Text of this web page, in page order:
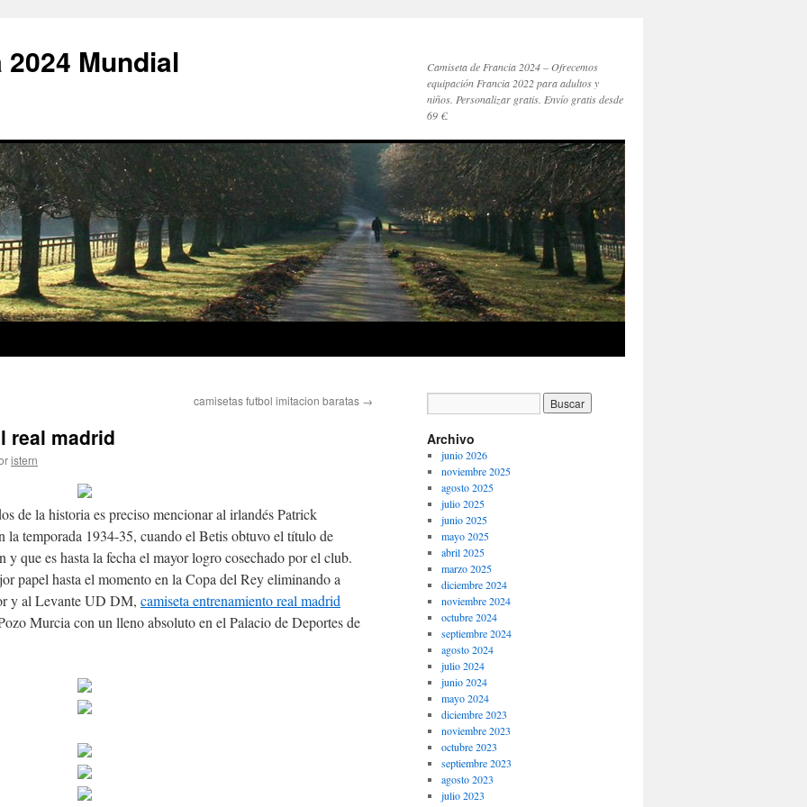
Mundial
Camiseta de Francia 2024 – Ofrecemos
equipación Francia 2022 para adultos y
niños. Personalizar gratis. Envío gratis desde
69 €.
camisetas futbol imitacion baratas →
real madrid
istern
de la historia es preciso mencionar al irlandés Patrick
temporada 1934-35, cuando el Betis obtuvo el título de
que es hasta la fecha el mayor logro cosechado por el club.
papel hasta el momento en la Copa del Rey eliminando a
y al Levante UD DM, camiseta entrenamiento real madrid
Murcia con un lleno absoluto en el Palacio de Deportes de
Archivo
junio 2026
noviembre 2025
agosto 2025
julio 2025
junio 2025
mayo 2025
abril 2025
marzo 2025
diciembre 2024
noviembre 2024
octubre 2024
septiembre 2024
agosto 2024
julio 2024
junio 2024
mayo 2024
diciembre 2023
noviembre 2023
octubre 2023
septiembre 2023
agosto 2023
julio 2023